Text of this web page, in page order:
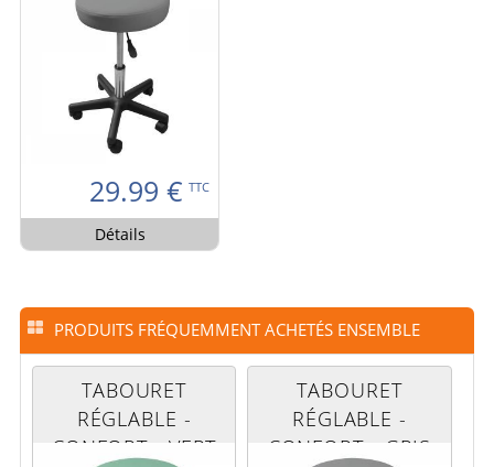
29.99 € TTC
Détails
PRODUITS FRÉQUEMMENT ACHETÉS ENSEMBLE
TABOURET
RÉGLABLE -
CONFORT - VERT
TABOURET
RÉGLABLE -
CONFORT - GRIS